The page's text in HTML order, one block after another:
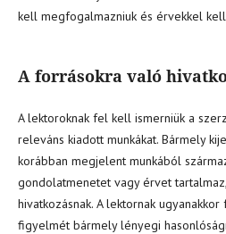
kell megfogalmazniuk és érvekkel kell
A forrásokra való
A lektoroknak fel kell ismerniük a
releváns kiadott munkákat. Bármely
korábban megjelent munkából
gondolatmenetet vagy érvet
hivatkozásnak. A lektornak
figyelmét bármely lényegi